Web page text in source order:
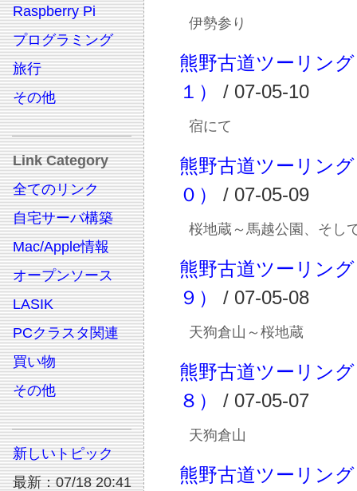
Raspberry Pi
プログラミング
旅行
その他
Link Category
全てのリンク
自宅サーバ構築
Mac/Apple情報
オープンソース
LASIK
PCクラスタ関連
買い物
その他
新しいトピック
最新：07/18 20:41
伊勢参り
熊野古道ツーリン
１）
/ 07-05-10
宿にて
熊野古道ツーリン
０）
/ 07-05-09
桜地蔵～馬越公園、そし
熊野古道ツーリン
９）
/ 07-05-08
天狗倉山～桜地蔵
熊野古道ツーリン
８）
/ 07-05-07
天狗倉山
熊野古道ツーリン